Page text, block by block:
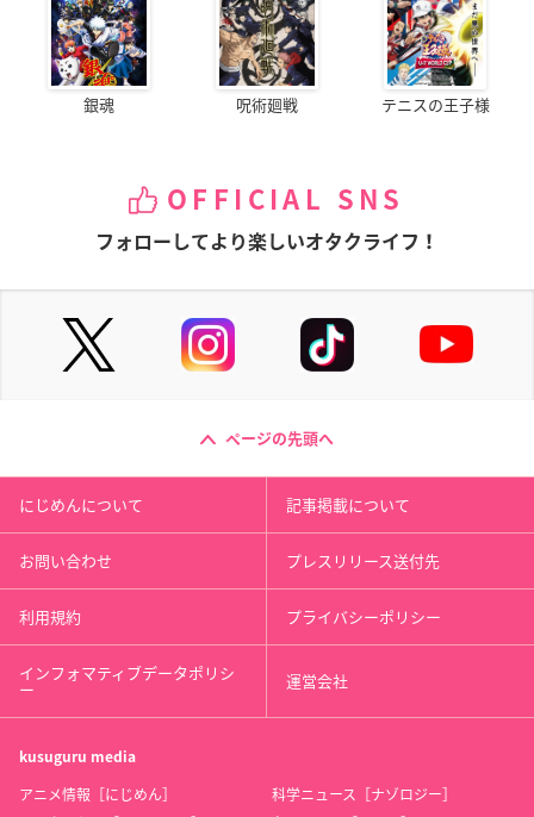
銀魂 呪術廻戦 テニスの王子様
OFFICIAL SNS
フォローしてより楽しいオタクライフ！
ページの先頭へ
にじめんについて 記事掲載について
お問い合わせ プレスリリース送付先
利用規約 プライバシーポリシー
インフォマティブデータポリシ
ー 運営会社
kusuguru media
アニメ情報［にじめん］
科学ニュース［ナゾロジー］